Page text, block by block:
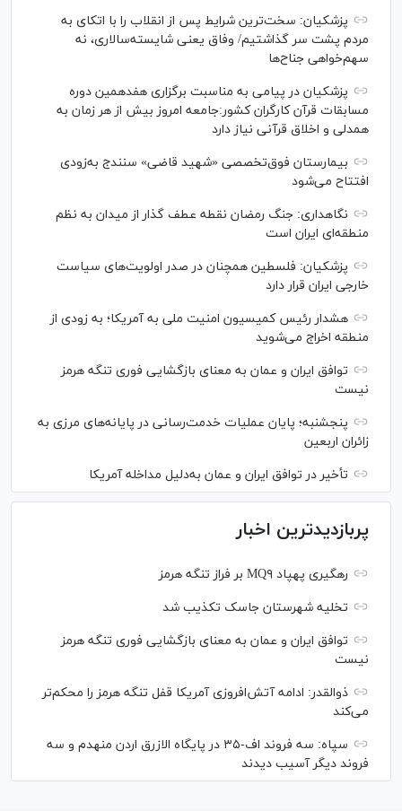
پزشکیان: سخت‌ترین شرایط پس از انقلاب را با اتکای به
مردم پشت سر گذاشتیم/ وفاق یعنی شایسته‌سالاری، نه
سهم‌خواهی جناح‌ها
پزشکیان در پیامی به مناسبت برگزاری هفدهمین دوره
مسابقات قرآن کارگران کشور:جامعه امروز بیش از هر زمان به
همدلی و اخلاق قرآنی نیاز دارد
بیمارستان فوق‌تخصصی «شهید قاضی» سنندج به‌زودی
افتتاح می‌شود
نگاهداری: جنگ رمضان نقطه عطف گذار از میدان به نظم
منطقه‌ای ایران است
پزشکیان: فلسطین همچنان در صدر اولویت‌های سیاست
خارجی ایران قرار دارد
هشدار رئیس کمیسیون امنیت ملی به آمریکا؛ به زودی از
منطقه اخراج می‌شوید
توافق ایران و عمان به معنای بازگشایی فوری تنگه هرمز
نیست
پنجشنبه؛ پایان ﻋﻤﻠﯿﺎﺕ ﺧﺪﻣﺖ‌ﺭﺳﺎﻧﯽ در پایانه‌های مرزی ﺑﻪ
ﺯﺍﺋﺮان ﺍﺭﺑﻌﯿﻦ
تأخیر در توافق ایران و عمان به‌دلیل مداخله آمریکا
پربازدیدترین اخبار
رهگیری پهپاد MQ۹ بر فراز تنگه هرمز
تخلیه شهرستان جاسک تکذیب شد
توافق ایران و عمان به معنای بازگشایی فوری تنگه هرمز
نیست
ذوالقدر: ادامه آتش‌افروزی آمریکا قفل تنگه هرمز را محکم‌تر
می‌کند
سپاه: سه فروند اف-۳۵ در پایگاه الازرق اردن منهدم و سه
فروند دیگر آسیب دیدند